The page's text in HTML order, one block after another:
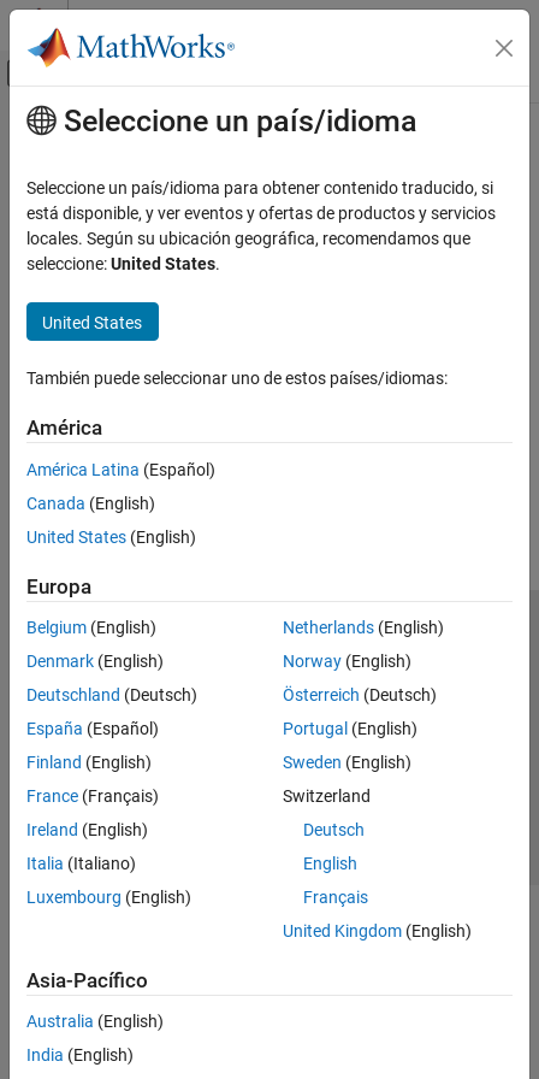
Saltar al contenido
Mostrar/ocultar menú de navegación
Inicio de Documentación
Contenido principal
How useful was this information?
Seleccione un país/idioma
Seleccione un país/idioma para obtener contenido traducido, si
está disponible, y ver eventos y ofertas de productos y servicios
locales. Según su ubicación geográfica, recomendamos que
seleccione:United States.
United States
También puede seleccionar uno de estos países/idiomas:
América
América Latina (Español)
Canada (English)
United States (English)
Europa
Belgium (English)
Denmark (English)
Deutschland (Deutsch)
España (Español)
Finland (English)
France (Français)
Ireland (English)
Italia (Italiano)
Luxembourg (English)
Netherlands(English)
Norway(English)
Österreich (Deutsch)
Portugal (English)
Sweden (English)
Switzerland
Deutsch
English
Français
United Kingdom(English)
Asia-Pacífico
Australia (English)
India (English)
Centro de confianza
Marcas comerciales
Política de privacidad
Antipiratería
Estado de las aplicaciones
Información de contacto
© 1994-2026 The MathWorks, Inc.